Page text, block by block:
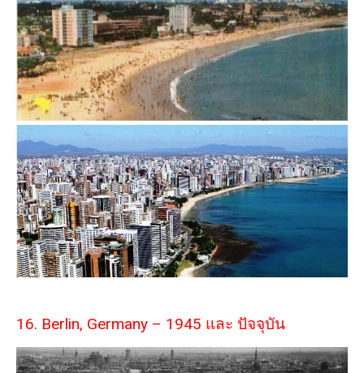
16. Berlin, Germany – 1945 และ ปัจจุบัน